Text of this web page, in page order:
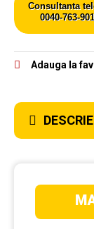
Consultanta
0040-763-
Adauga la